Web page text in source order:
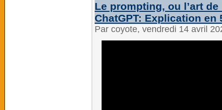
Le prompting, ou l’art
ChatGPT: Explication en
Par coyote, vendredi 14 avril